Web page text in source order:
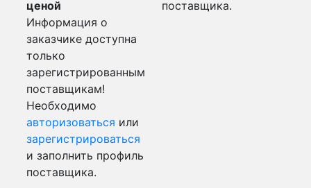
ценой
Информация о
заказчике доступна
только
зарегистрированным
поставщикам!
Необходимо
авторизоваться или
зарегистрироваться
и заполнить профиль
поставщика.
поставщика.